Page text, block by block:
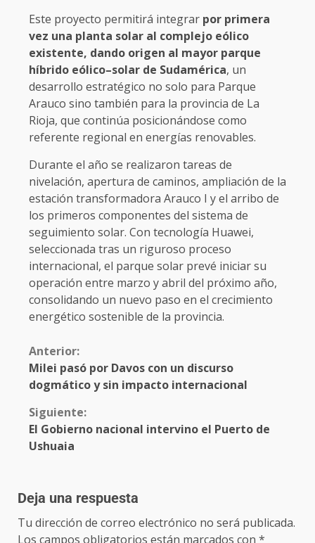
Este proyecto permitirá integrar por primera
vez una planta solar al complejo eólico
existente, dando origen al mayor parque
híbrido eólico–solar de Sudamérica, un
desarrollo estratégico no solo para Parque
Arauco sino también para la provincia de La
Rioja, que continúa posicionándose como
referente regional en energías renovables.
Durante el año se realizaron tareas de
nivelación, apertura de caminos, ampliación de la
estación transformadora Arauco I y el arribo de
los primeros componentes del sistema de
seguimiento solar. Con tecnología Huawei,
seleccionada tras un riguroso proceso
internacional, el parque solar prevé iniciar su
operación entre marzo y abril del próximo año,
consolidando un nuevo paso en el crecimiento
energético sostenible de la provincia.
Anterior:
Milei pasó por Davos con un discurso
dogmático y sin impacto internacional
Siguiente:
El Gobierno nacional intervino el Puerto de
Ushuaia
Deja una respuesta
Tu dirección de correo electrónico no será publicada.
Los campos obligatorios están marcados con *